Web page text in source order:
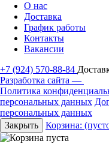
О нас
Доставка
График работы
Контакты
Вакансии
+7 (924) 570-88-84
Разработка сайта —
Политика
персональных данных
персональных данных
Закрыть
Корзина: